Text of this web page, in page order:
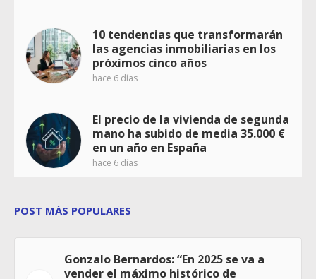
10 tendencias que transformarán
las agencias inmobiliarias en los
próximos cinco años
hace 6 días
El precio de la vivienda de segunda
mano ha subido de media 35.000 €
en un año en España
hace 6 días
POST MÁS POPULARES
Gonzalo Bernardos: “En 2025 se va a
vender el máximo histórico de